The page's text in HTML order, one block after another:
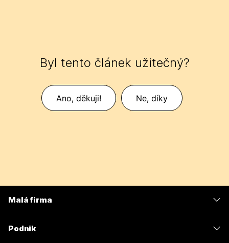
Byl tento článek užitečný?
Ano, děkuji! Ne, díky
Malá firma
Podnik